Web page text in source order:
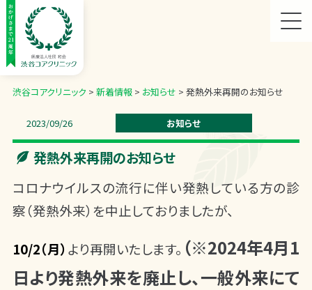
渋谷コアクリニック > 新着情報> お知らせ > 発熱外来再開のお知らせ
2023/09/26 お知らせ
発熱外来再開のお知らせ
コロナウイルスの流行に伴い発熱している方の診
察（発熱外来）を中止しておりましたが、
10/2（月） より再開いたします。 （※2024年4月1
日より発熱外来を廃止し、一般外来にて